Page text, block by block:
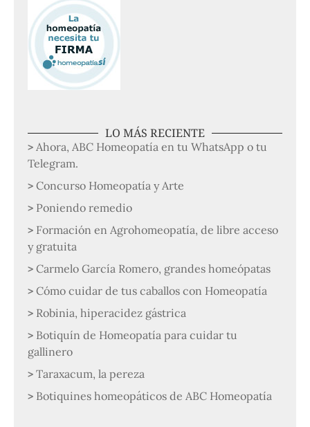
LO MÁS RECIENTE
Ahora, ABC Homeopatía en tu WhatsApp o tu
Telegram.
Concurso Homeopatía y Arte
Poniendo remedio
Formación en Agrohomeopatía, de libre acceso
y gratuita
Carmelo García Romero, grandes homeópatas
Cómo cuidar de tus caballos con Homeopatía
Robinia, hiperacidez gástrica
Botiquín de Homeopatía para cuidar tu
gallinero
Taraxacum, la pereza
Botiquines homeopáticos de ABC Homeopatía